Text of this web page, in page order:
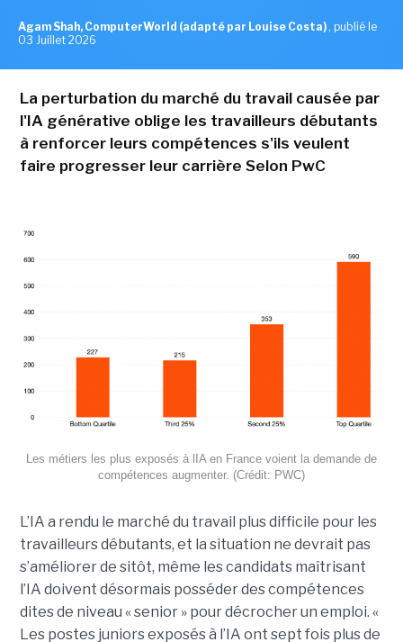
Agam Shah, ComputerWorld (adapté par Louise Costa) , publié le
03 Juillet 2026
La perturbation du marché du travail causée par
l'IA générative oblige les travailleurs débutants
à renforcer leurs compétences s'ils veulent
faire progresser leur carrière Selon PwC
Les métiers les plus exposés à lIA en France voient la demande de
compétences augmenter. (Crédit: PWC)
L’IA a rendu le marché du travail plus difficile pour les
travailleurs débutants, et la situation ne devrait pas
s’améliorer de sitôt, même les candidats maîtrisant
l’IA doivent désormais posséder des compétences
dites de niveau « senior » pour décrocher un emploi. «
Les postes juniors exposés à l’IA ont sept fois plus de